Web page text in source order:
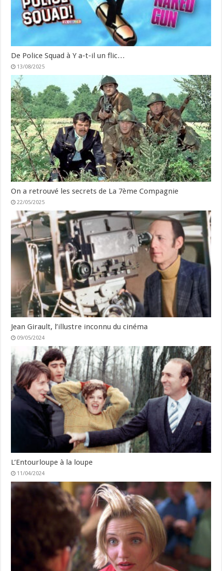
De Police Squad à Y a-t-il un flic…
13/08/2025
On a retrouvé les secrets de La 7ème Compagnie
22/05/2025
Jean Girault, l’illustre inconnu du cinéma
09/05/2024
L’Entourloupe à la loupe
11/04/2024